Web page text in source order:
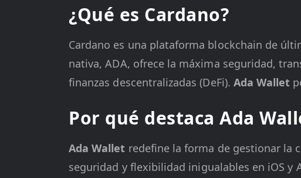
¿Qué es Cardano?
Cardano es una plataforma blockchain de
nativa, ADA, ofrece la máxima seguridad,
finanzas descentralizadas (DeFi). Ada Wallet
Por qué destaca Ada
Ada Wallet redefine la forma de gestionar la
seguridad y flexibilidad inigualables en iOS y